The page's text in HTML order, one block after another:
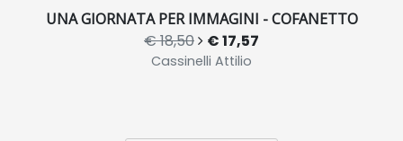
UNA GIORNATA PER IMMAGINI - COFANETTO
€ 18,50 € 17,57
Cassinelli Attilio